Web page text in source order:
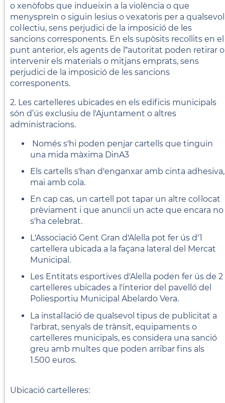
o xenòfobs que indueixin a la violència o que
menyspreïn o siguin lesius o vexatoris per a qualsevol
col·lectiu, sens perjudici de la imposició de les
sancions corresponents. En els supòsits recollits en el
punt anterior, els agents de l‟autoritat poden retirar o
intervenir els materials o mitjans emprats, sens
perjudici de la imposició de les sancions
corresponents.
2. Les cartelleres ubicades en els edificis municipals
són d’ús exclusiu de l'Ajuntament o altres
administracions.
Només s'hi poden penjar cartells que tinguin
una mida màxima DinA3
Els cartells s'han d'enganxar amb cinta adhesiva,
mai amb cola.
En cap cas, un cartell pot tapar un altre col·locat
prèviament i que anuncïi un acte que encara no
s'ha celebrat.
L'Associació Gent Gran d'Alella pot fer ús d'1
cartellera ubicada a la façana lateral del Mercat
Municipal.
Les Entitats esportives d'Alella poden fer ús de 2
cartelleres ubicades a l'interior del pavelló del
Poliesportiu Municipal Abelardo Vera.
La instal·lació de qualsevol tipus de publicitat a
l'arbrat, senyals de trànsit, equipaments o
cartelleres municipals, es considera una sanció
greu amb multes que poden arribar fins als
1.500 euros.
Ubicació cartelleres: